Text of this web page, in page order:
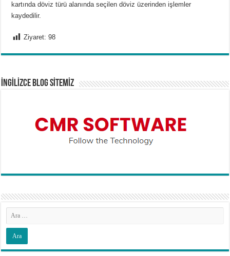
kartında döviz türü alanında seçilen döviz üzerinden işlemler
kaydedilir.
Ziyaret: 98
İNGİLİZCE BLOG SİTEMİZ